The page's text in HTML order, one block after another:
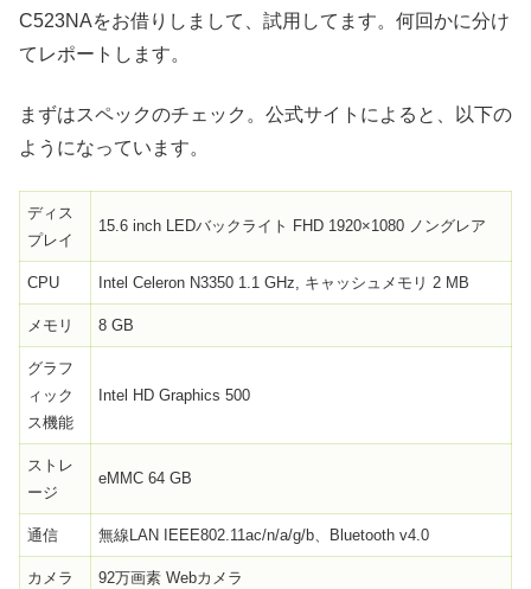
C523NAをお借りしまして、試用してます。何回かに分け
てレポートします。
まずはスペックのチェック。公式サイトによると、以下の
ようになっています。
ディス
プレイ
15.6 inch LEDバックライト FHD 1920×1080 ノングレア
CPU Intel Celeron N3350 1.1 GHz, キャッシュメモリ 2 MB
メモリ 8 GB
グラフ
ィック
ス機能
Intel HD Graphics 500
ストレ
ージ
eMMC 64 GB
通信 無線LAN IEEE802.11ac/n/a/g/b、Bluetooth v4.0
カメラ 92万画素 Webカメラ